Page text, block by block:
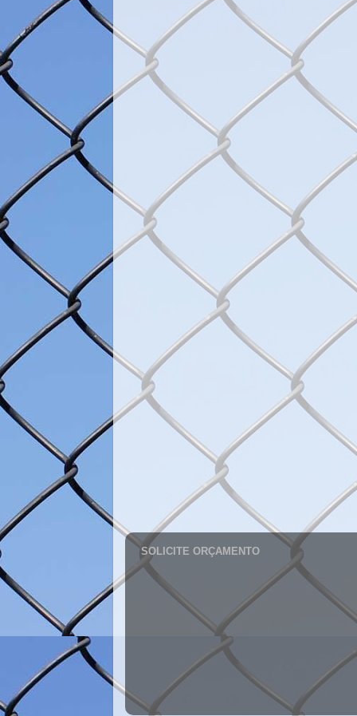
SOLICITE ORÇAMENTO